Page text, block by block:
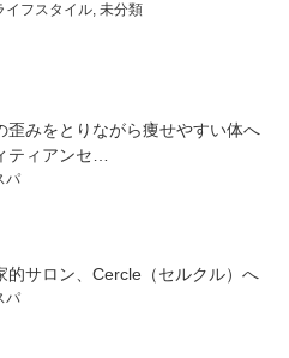
イフスタイル, 未分類
歪みをとりながら痩せやすい体へ
ティアンセ…
パ
的サロン、Cercle（セルクル）へ
パ